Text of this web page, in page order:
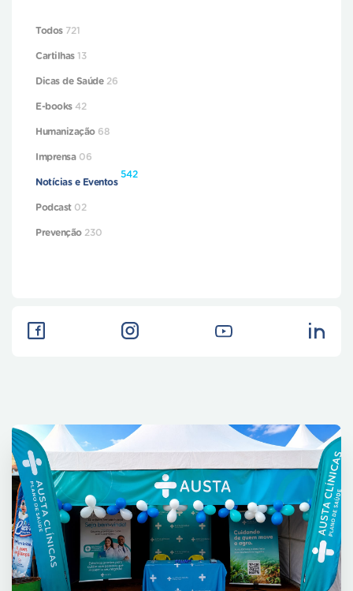
Todos 721
Cartilhas13
Dicas de Saúde 26
E-books 42
Humanização 68
Imprensa 06
Notícias e Eventos
542
Podcast 02
Prevenção 230